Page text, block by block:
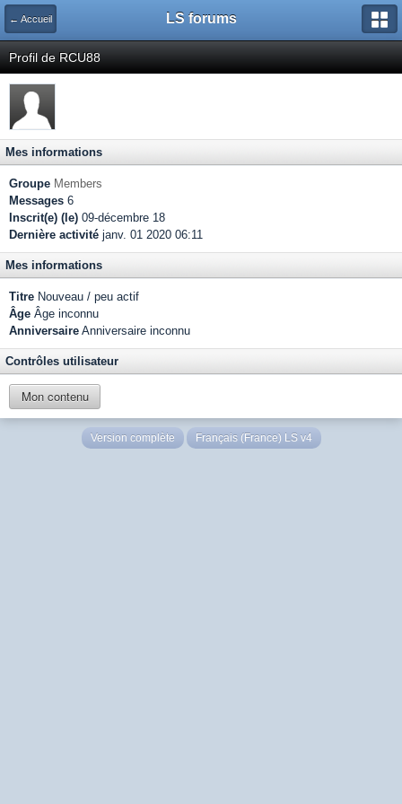
← Accueil LS forums
Profil de RCU88
Mes informations
Groupe Members
Messages 6
Inscrit(e) (le) 09-décembre 18
Dernière activité janv. 01 2020 06:11
Mes informations
Titre Nouveau / peu actif
Âge Âge inconnu
Anniversaire Anniversaire inconnu
Contrôles utilisateur
Mon contenu
Version complète Français (France) LS v4